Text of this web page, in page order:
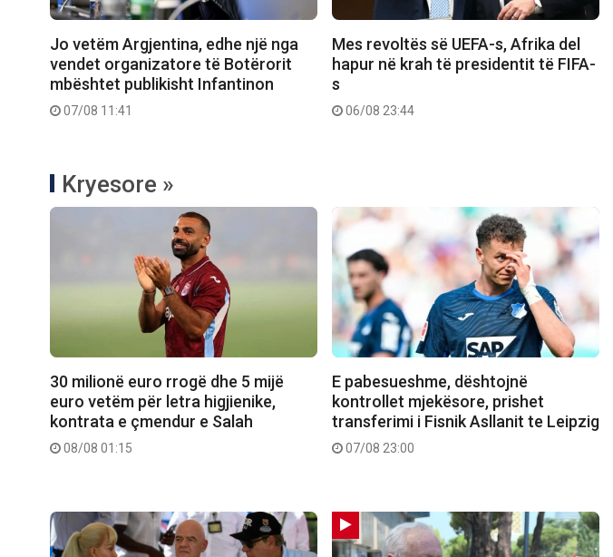
Jo vetëm Argjentina, edhe një nga
vendet organizatore të Botërorit
mbështet publikisht Infantinon
07/08 11:41
Mes revoltës së UEFA-s, Afrika del
hapur në krah të presidentit të FIFA-
s
06/08 23:44
Kryesore »
30 milionë euro rrogë dhe 5 mijë
euro vetëm për letra higjienike,
kontrata e çmendur e Salah
08/08 01:15
E pabesueshme, dështojnë
kontrollet mjekësore, prishet
transferimi i Fisnik Asllanit te Leipzig
07/08 23:00